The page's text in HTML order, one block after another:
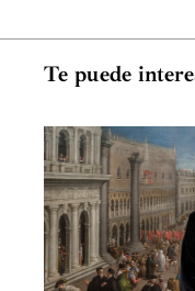
Te puede